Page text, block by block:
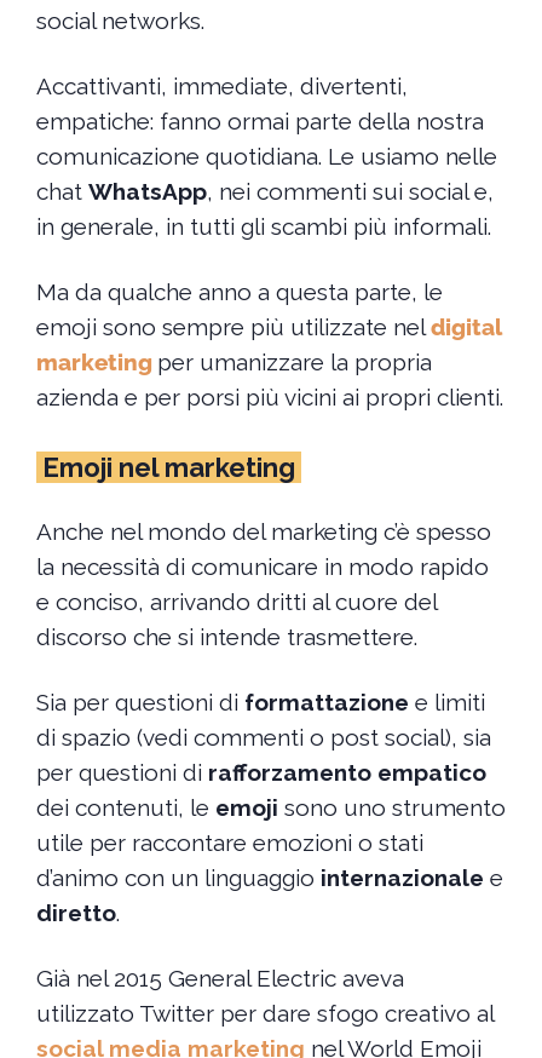
social networks.
Accattivanti, immediate, divertenti,
empatiche: fanno ormai parte della nostra
comunicazione quotidiana. Le usiamo nelle
chat WhatsApp, nei commenti sui social e,
in generale, in tutti gli scambi più informali.
Ma da qualche anno a questa parte, le
emoji sono sempre più utilizzate neldigital
marketing per umanizzare la propria
azienda e per porsi più vicini ai propri clienti.
Emoji nel marketing
Anche nel mondo del marketing c’è spesso
la necessità di comunicare in modo rapido
e conciso, arrivando dritti al cuore del
discorso che si intende trasmettere.
Sia per questioni di formattazione e limiti
di spazio (vedi commenti o post social), sia
per questioni di rafforzamento empatico
dei contenuti, le emoji sono uno strumento
utile per raccontare emozioni o stati
d’animo con un linguaggio internazionale e
diretto.
Già nel 2015 General Electric aveva
utilizzato Twitter per dare sfogo creativo al
social media marketing nel World Emoji